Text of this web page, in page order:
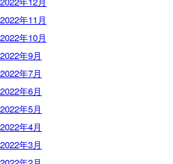
2022年11月
2022年10月
2022年9月
2022年7月
2022年6月
2022年5月
2022年4月
2022年3月